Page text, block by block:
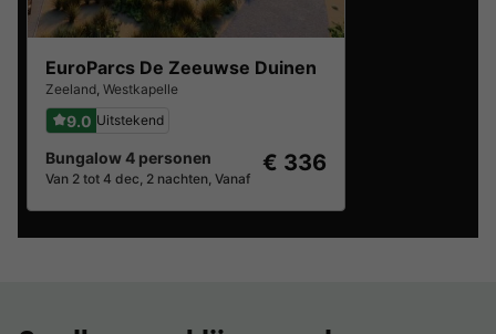
EuroParcs De Zeeuwse Duinen
Zeeland, Westkapelle
9.0 Uitstekend
Bungalow 4 personen
Van 2 tot 4 dec, 2 nachten, Vanaf
€ 336